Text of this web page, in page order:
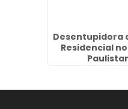
Desentupidora
Residencial